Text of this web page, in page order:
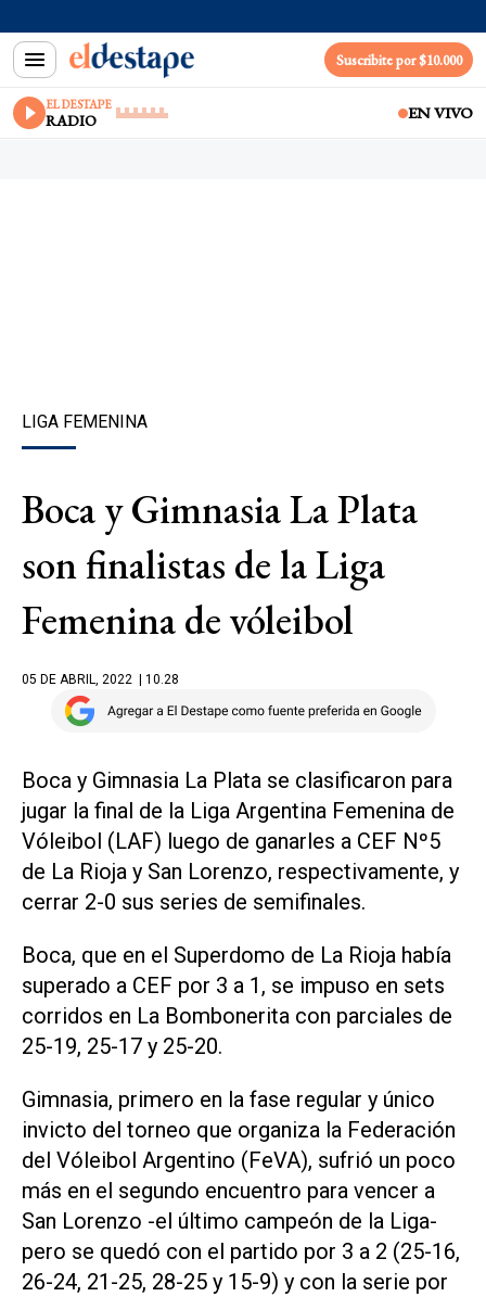
Suscribite por $10.000
EL DESTAPE
RADIO EN VIVO
LIGA FEMENINA
Boca y Gimnasia La Plata
son finalistas de la Liga
Femenina de vóleibol
05 DE ABRIL, 2022 | 10.28
Boca y Gimnasia La Plata se clasificaron para
jugar la final de la Liga Argentina Femenina de
Vóleibol (LAF) luego de ganarles a CEF Nº5
de La Rioja y San Lorenzo, respectivamente, y
cerrar 2-0 sus series de semifinales.
Boca, que en el Superdomo de La Rioja había
superado a CEF por 3 a 1, se impuso en sets
corridos en La Bombonerita con parciales de
25-19, 25-17 y 25-20.
Gimnasia, primero en la fase regular y único
invicto del torneo que organiza la Federación
del Vóleibol Argentino (FeVA), sufrió un poco
más en el segundo encuentro para vencer a
San Lorenzo -el último campeón de la Liga-
pero se quedó con el partido por 3 a 2 (25-16,
26-24, 21-25, 28-25 y 15-9) y con la serie por